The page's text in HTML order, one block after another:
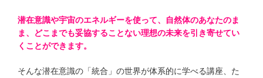
潜在意識や宇宙のエネルギーを使って、自然体のあなたのま
ま、どこまでも妥協することない理想の未来を引き寄せてい
くことができます。
そんな潜在意識の「統合」の世界が体系的に学べる講座、た